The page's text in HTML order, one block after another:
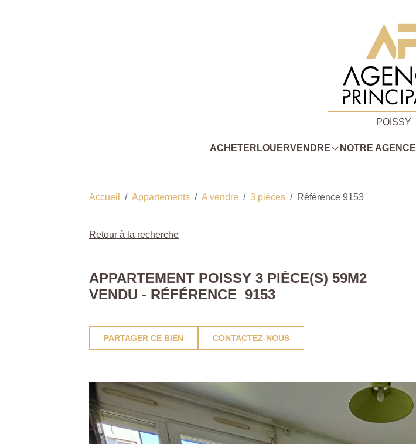
POISSY
ACHETER LOUERVENDRE NOTRE AGENCE
Accueil Appartements A vendre 3 pièces Référence 9153
Retour à la recherche
APPARTEMENT POISSY 3 PIÈCE(S) 59M2
VENDU - RÉFÉRENCE 9153
PARTAGER CE BIEN CONTACTEZ-NOUS